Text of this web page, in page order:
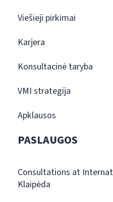
Viešieji pirkimai
Karjera
Konsultacinė taryba
VMI strategija
Apklausos
PASLAUGOS
Consultations at
Klaipėda